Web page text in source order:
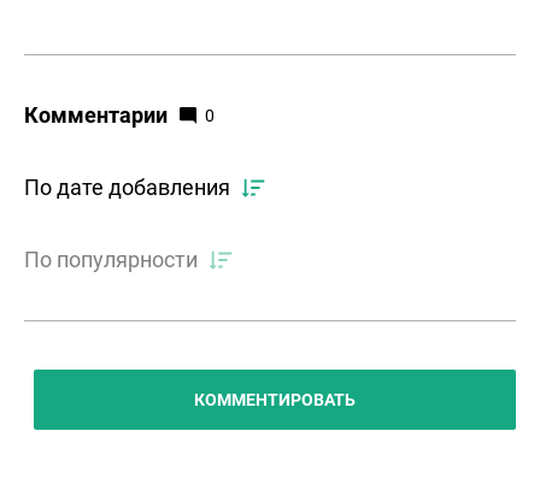
Комментарии 0
По дате добавления
По популярности
КОММЕНТИРОВАТЬ